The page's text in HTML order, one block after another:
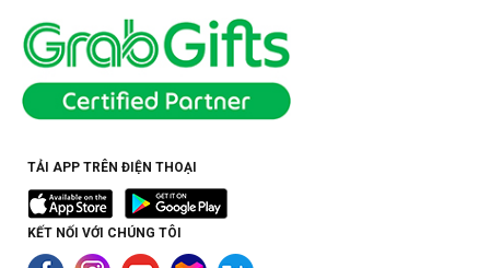
TẢI APP TRÊN ĐIỆN THOẠI
KẾT NỐI VỚI CHÚNG TÔI